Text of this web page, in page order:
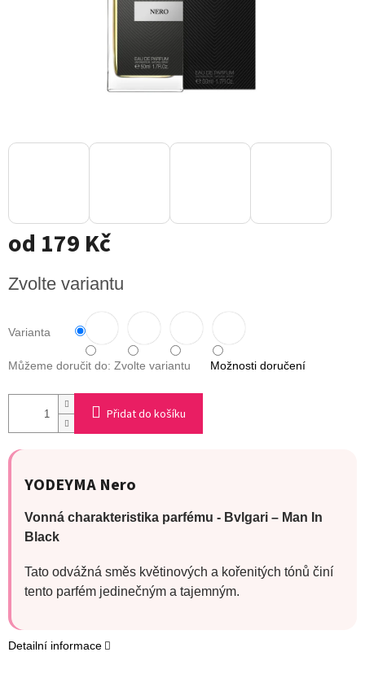
od 179 Kč
cena:
Zvolte variantu
Varianta
Můžeme doručit do: Zvolte variantu Možnosti doručení
Přidat do košíku
YODEYMA Nero
Vonná charakteristika parfému - Bvlgari – Man In
Black
Tato odvážná směs květinových a kořenitých tónů činí
tento parfém jedinečným a tajemným.
Detailní informace